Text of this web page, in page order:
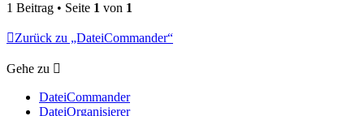
1 Beitrag • Seite 1 von 1
Zurück zu „DateiCommander“
Gehe zu
DateiCommander
DateiOrganisierer